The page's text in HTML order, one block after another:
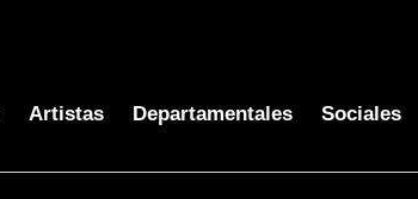
Artistas Departamentales Sociales